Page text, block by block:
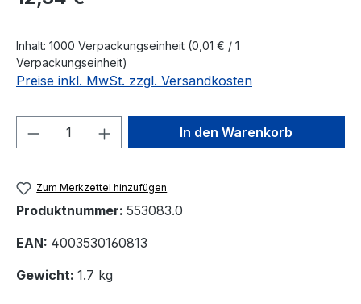
Inhalt: 1000 Verpackungseinheit (0,01 € / 1
Verpackungseinheit)
Preise inkl. MwSt. zzgl. Versandkosten
Produkt Anzahl: Gib denIn den Warenkorb
Zum Merkzettel hinzufügen
Produktnummer: 553083.0
EAN: 4003530160813
Gewicht: 1.7 kg